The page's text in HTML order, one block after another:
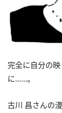
完全に自分の
に……。
古川 昌さんの